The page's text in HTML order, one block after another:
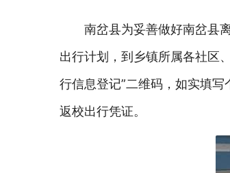
南岔县为妥善做好南岔县
出行计划，到乡镇所属各社区
行信息登记”二维码，如实填
返校出行凭证。